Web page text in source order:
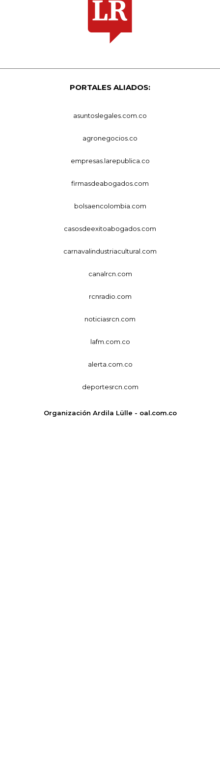
PORTALES ALIADOS:
asuntoslegales.com.co
agronegocios.co
empresas.larepublica.co
firmasdeabogados.com
bolsaencolombia.com
casosdeexitoabogados.com
carnavalindustriacultural.com
canalrcn.com
rcnradio.com
noticiasrcn.com
lafm.com.co
alerta.com.co
deportesrcn.com
Organización Ardila Lülle - oal.com.co